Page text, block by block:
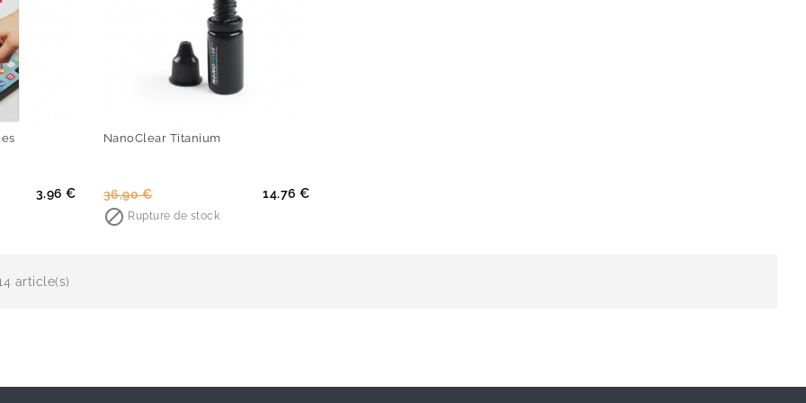
3.96 €
NanoClear Titanium
Prix
de
36,90 €Prix 14.76 €
 Rupture de stock
article(s)